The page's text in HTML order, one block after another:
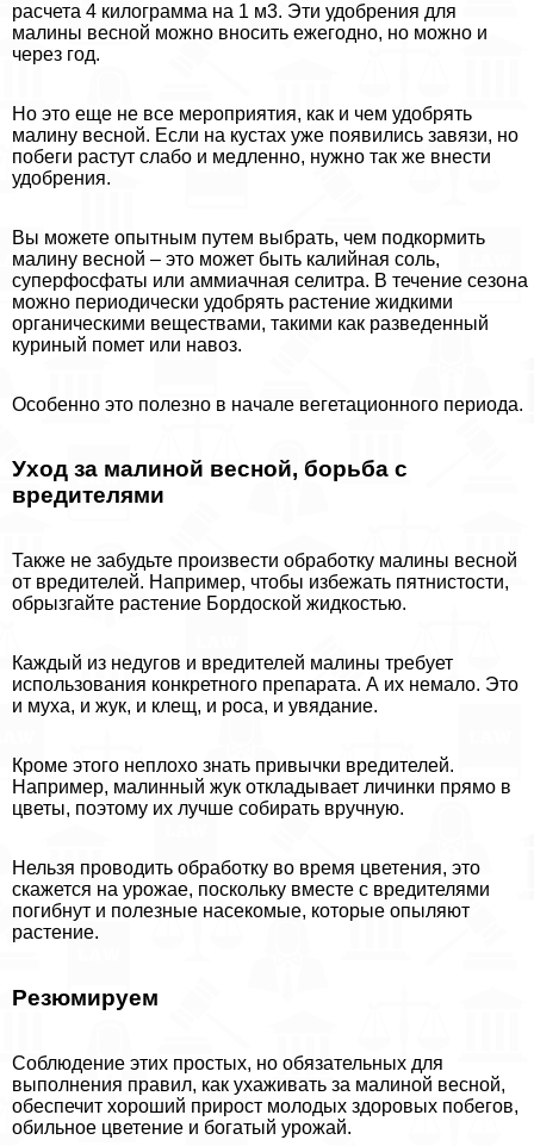
расчета 4 килограмма на 1 м3. Эти удобрения для
малины весной можно вносить ежегодно, но можно и
через год.
Но это еще не все мероприятия, как и чем удобрять
малину весной. Если на кустах уже появились завязи, но
побеги растут слабо и медленно, нужно так же внести
удобрения.
Вы можете опытным путем выбрать, чем подкормить
малину весной – это может быть калийная соль,
суперфосфаты или аммиачная селитра. В течение сезона
можно периодически удобрять растение жидкими
органическими веществами, такими как разведенный
куриный помет или навоз.
Особенно это полезно в начале вегетационного периода.
Уход за малиной весной, борьба с
вредителями
Также не забудьте произвести обработку малины весной
от вредителей. Например, чтобы избежать пятнистости,
обрызгайте растение Бордоской жидкостью.
Каждый из недугов и вредителей малины требует
использования конкретного препарата. А их немало. Это
и муха, и жук, и клещ, и роса, и увядание.
Кроме этого неплохо знать привычки вредителей.
Например, малинный жук откладывает личинки прямо в
цветы, поэтому их лучше собирать вручную.
Нельзя проводить обработку во время цветения, это
скажется на урожае, поскольку вместе с вредителями
погибнут и полезные насекомые, которые опыляют
растение.
Резюмируем
Соблюдение этих простых, но обязательных для
выполнения правил, как ухаживать за малиной весной,
обеспечит хороший прирост молодых здоровых побегов,
обильное цветение и богатый урожай.